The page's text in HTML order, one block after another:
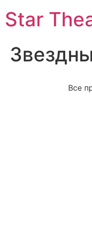
Star
Все